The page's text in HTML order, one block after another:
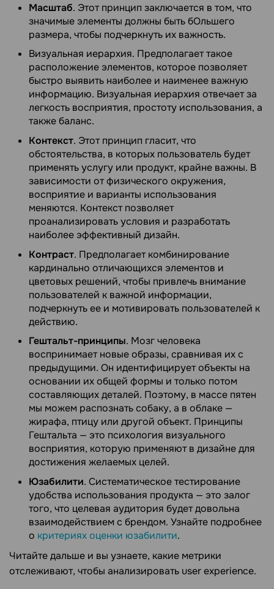
Масштаб. Этот принцип заключается в том, что
значимые элементы должны быть бОльшего
размера, чтобы подчеркнуть их важность.
Визуальная иерархия. Предполагает такое
расположение элементов, которое позволяет
быстро выявить наиболее и наименее важную
информацию. Визуальная иерархия отвечает за
легкость восприятия, простоту использования, а
также баланс.
Контекст. Этот принцип гласит, что
обстоятельства, в которых пользователь будет
применять услугу или продукт, крайне важны. В
зависимости от физического окружения,
восприятие и варианты использования
меняются. Контекст позволяет
проанализировать условия и разработать
наиболее эффективный дизайн.
Контраст. Предполагает комбинирование
кардинально отличающихся элементов и
цветовых решений, чтобы привлечь внимание
пользователей к важной информации,
подчеркнуть ее и мотивировать пользователей к
действию.
Гештальт-принципы. Мозг человека
воспринимает новые образы, сравнивая их с
предыдущими. Он идентифицирует объекты на
основании их общей формы и только потом
составляющих деталей. Поэтому, в массе пятен
мы можем распознать собаку, а в облаке —
жирафа, птицу или другой объект. Принципы
Гештальта — это психология визуального
восприятия, которую применяют в дизайне для
достижения желаемых целей.
Юзабилити. Систематическое тестирование
удобства использования продукта — это залог
того, что целевая аудитория будет довольна
взаимодействием с брендом. Узнайте подробнее
о критериях оценки юзабилити.
Читайте дальше и вы узнаете, какие метрики
отслеживают, чтобы анализировать user experience.